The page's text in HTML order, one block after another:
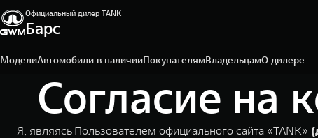
Официальный дилер TANK
Барс
МоделиАвтомобили в наличииПокупателямВладельцамО дилере
Омск, ул. Волгоградская, 61
+7 3812 67-81-72
Согласие на
Я, являясь Пользователем официального сайта «TANK»